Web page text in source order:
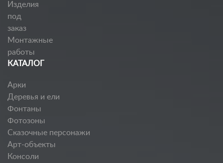
Изделия
под
заказ
Монтажные
работы
КАТАЛОГ
Арки
Деревья и ели
Фонтаны
Фотозоны
Сказочные персонажи
Арт-объекты
Консоли